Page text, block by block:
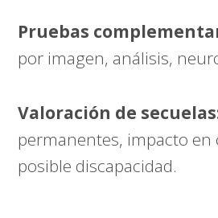
Pruebas
por imagen, análisis,
Valoración de
permanentes, impacto en
posible discapacidad.